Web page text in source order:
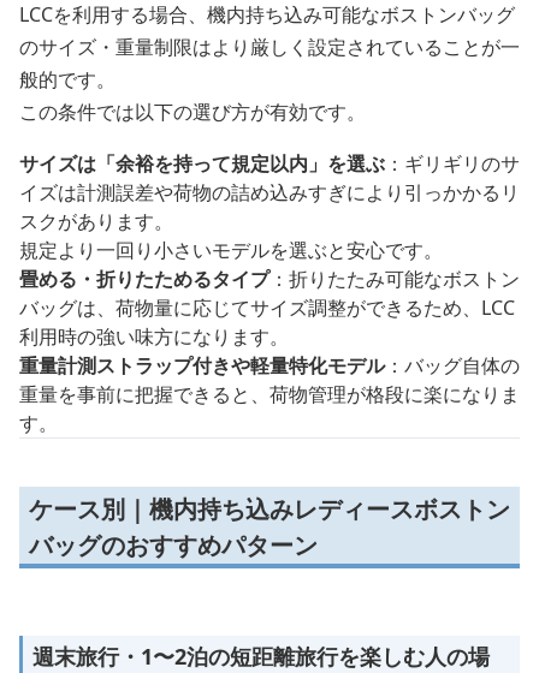
LCCを利用する場合、機内持ち込み可能なボストンバッグ
のサイズ・重量制限はより厳しく設定されていることが一
般的です。
この条件では以下の選び方が有効です。
サイズは「余裕を持って規定以内」を選ぶ ：ギリギリのサ
イズは計測誤差や荷物の詰め込みすぎにより引っかかるリ
スクがあります。
規定より一回り小さいモデルを選ぶと安心です。
畳める・折りたためるタイプ：折りたたみ可能なボストン
バッグは、荷物量に応じてサイズ調整ができるため、LCC
利用時の強い味方になります。
重量計測ストラップ付きや軽量特化モデル：バッグ自体の
重量を事前に把握できると、荷物管理が格段に楽になりま
す。
ケース別｜機内持ち込みレディースボストン
バッグのおすすめパターン
週末旅行・1〜2泊の短距離旅行を楽しむ人の場